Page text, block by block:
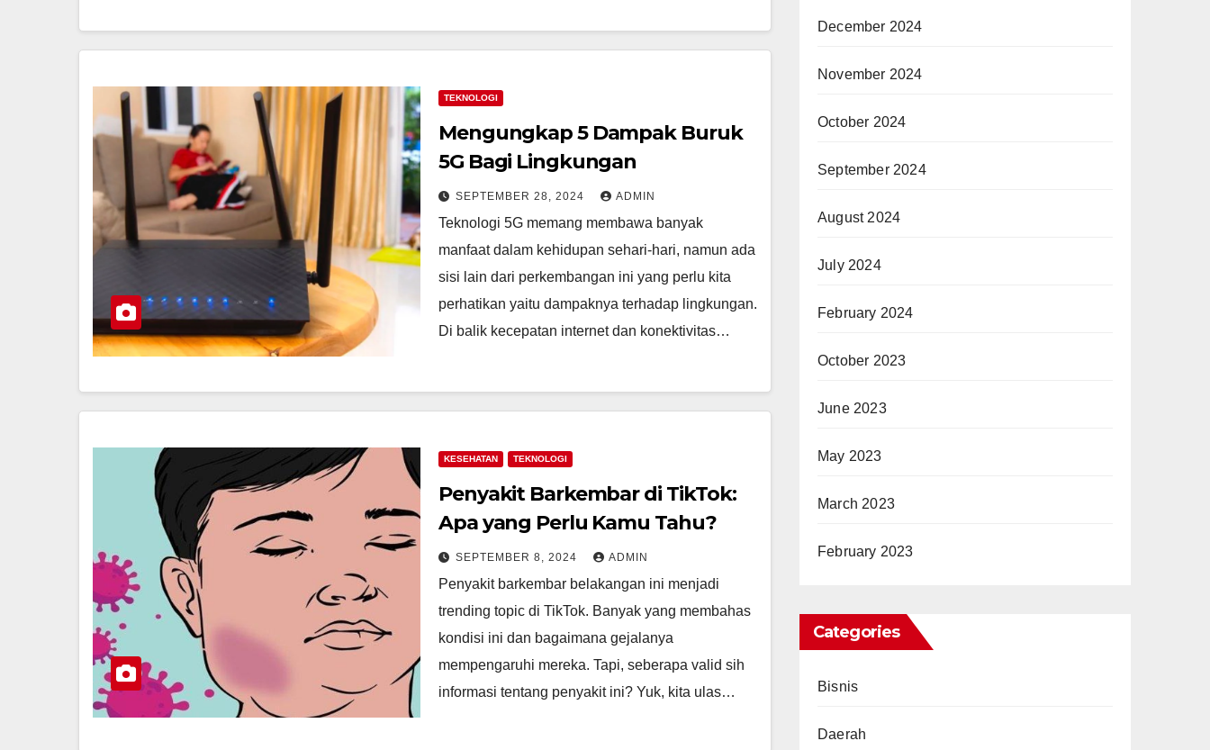
TEKNOLOGI
Mengungkap 5 Dampak Buruk
5G Bagi Lingkungan
SEPTEMBER 28, 2024 ADMIN
Teknologi 5G memang membawa banyak
manfaat dalam kehidupan sehari-hari, namun ada
sisi lain dari perkembangan ini yang perlu kita
perhatikan yaitu dampaknya terhadap lingkungan.
Di balik kecepatan internet dan konektivitas…
KESEHATAN TEKNOLOGI
Penyakit Barkembar di TikTok:
Apa yang Perlu Kamu Tahu?
SEPTEMBER 8, 2024 ADMIN
Penyakit barkembar belakangan ini menjadi
trending topic di TikTok. Banyak yang membahas
kondisi ini dan bagaimana gejalanya
mempengaruhi mereka. Tapi, seberapa valid sih
informasi tentang penyakit ini? Yuk, kita ulas…
December 2024
November 2024
October 2024
September 2024
August 2024
July 2024
February 2024
October 2023
June 2023
May 2023
March 2023
February 2023
Categories
Bisnis
Daerah